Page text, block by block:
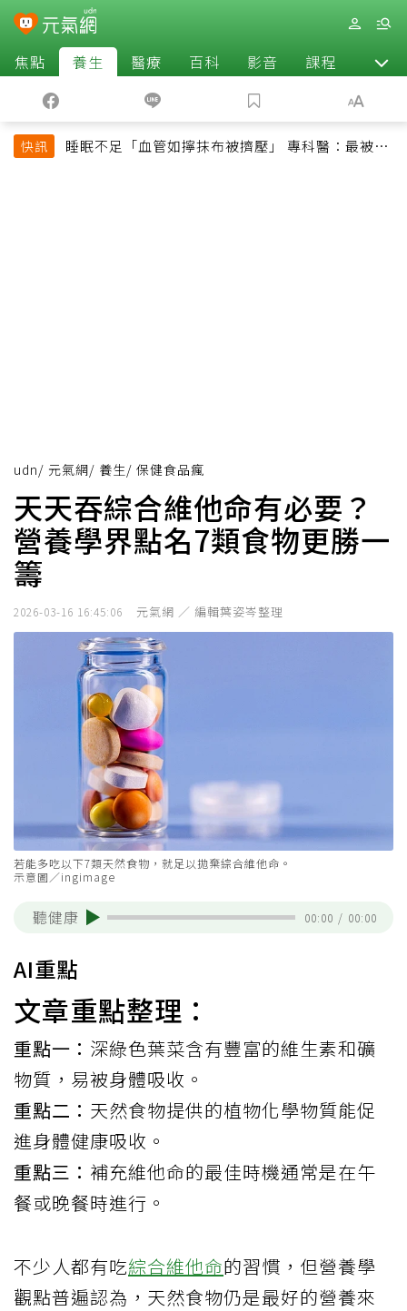
焦點 養生 醫療 百科 影音 課程 退休
快訊
睡眠不足「血管如擰抹布被擠壓」 專科醫：最被忽
udn/ 元氣網/ 養生/ 保健食品瘋
天天吞綜合維他命有必要？
營養學界點名7類食物更勝一
籌
2026-03-16 16:45:06 元氣網 ／ 編輯葉姿岑整理
若能多吃以下7類天然食物，就足以拋棄綜合維他命。
示意圖／ingimage
聽健康 00:00 / 00:00
AI重點
文章重點整理：
重點一： 深綠色葉菜含有豐富的維生素和礦
物質，易被身體吸收。
重點二： 天然食物提供的植物化學物質能促
進身體健康吸收。
重點三： 補充維他命的最佳時機通常是在午
餐或晚餐時進行。
不少人都有吃綜合維他命的習慣，但營養學
觀點普遍認為，天然食物仍是最好的營養來